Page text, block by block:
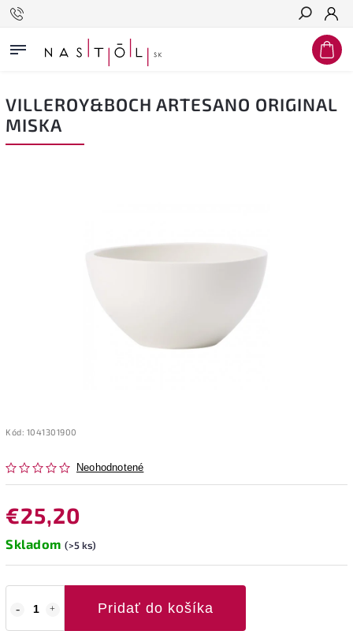
Hľadať
VILLEROY&BOCH ARTESANO ORIGINAL
MISKA
Kód: 1041301900
Neohodnotené
€25,20
Skladom (>5 ks)
Pridať do košíka